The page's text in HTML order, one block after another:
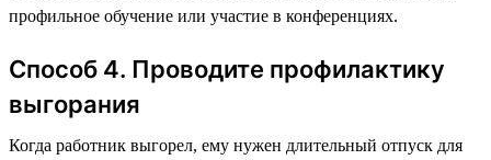
профильное обучение или участие в конференциях.
Способ 4. Проводите профилактику
выгорания
Когда работник выгорел, ему нужен длительный отпуск для